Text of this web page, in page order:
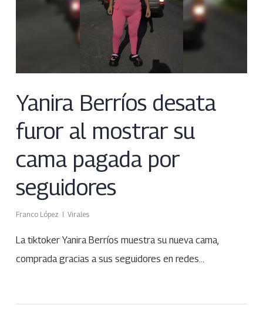
Yanira Berríos desata
furor al mostrar su
cama pagada por
seguidores
Franco López Virales
La tiktoker Yanira Berríos muestra su nueva cama,
comprada gracias a sus seguidores en redes…